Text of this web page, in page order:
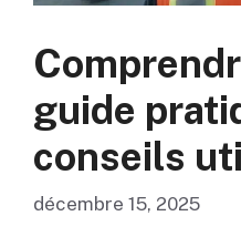
guide
conseils
décembre 15, 2025